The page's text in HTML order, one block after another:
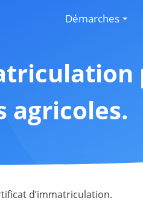
Démarches
J’ai vendu un
J’ai changé
Je me marie ou
agricoles.
d’immatriculation.